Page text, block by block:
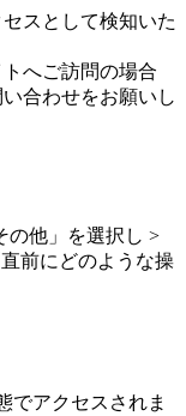
スとして検知いた
へご訪問の場合
合わせをお願いし
の他」を選択し >
前にどのような操
でアクセスされま